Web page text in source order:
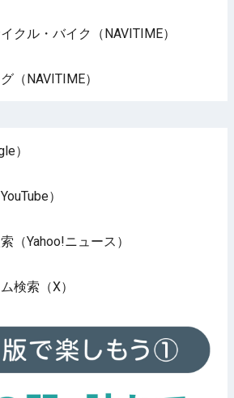
クル・バイク（NAVITIME）
（NAVITIME）
）
）
（Yahoo!ニュース）
検索（X）